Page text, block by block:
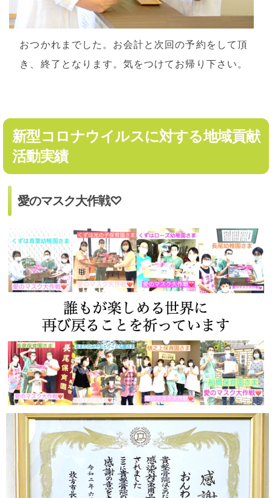
おつかれまでした。お会計と次回の予約をして頂
き、終了となります。気をつけてお帰り下さい。
新型コロナウイルスに対する地域貢献
活動実績
愛のマスク大作戦♡